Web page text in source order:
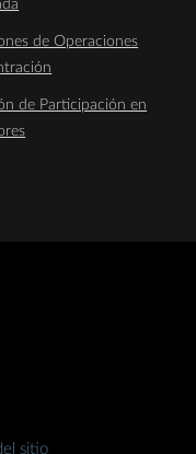
de Operaciones
de Participación en
sitio